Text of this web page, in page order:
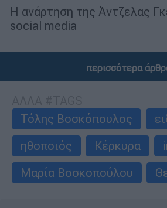
Η ανάρτηση της Άντζελας
social media
περισσότερα
Τόλης Βοσκόπουλος
ηθοποιός
Κέρκυρα
Μαρία Βοσκοπούλου